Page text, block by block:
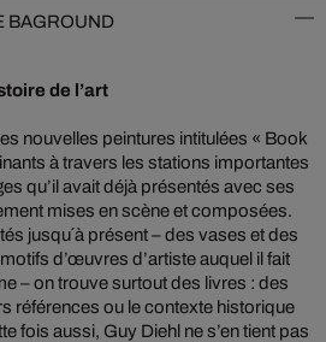
BAGROUND
de l’art
nouvelles peintures intitulées « Book
à travers les stations importantes
qu’il avait déjà présentés avec ses
mises en scène et composées.
jusqu´à présent – des vases et des
d’œuvres d’artiste auquel il fait
– on trouve surtout des livres : des
références ou le contexte historique
fois aussi, Guy Diehl ne s’en tient pas